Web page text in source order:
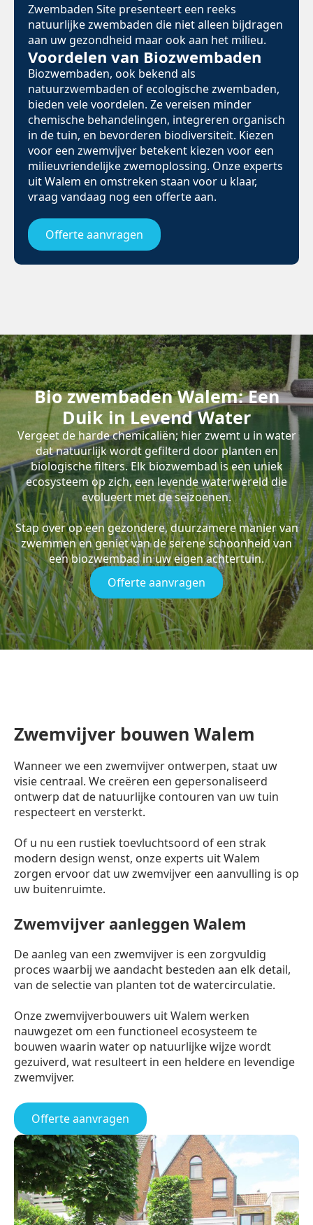
Zwembaden Site presenteert een reeks
natuurlijke zwembaden die niet alleen bijdragen
aan uw gezondheid maar ook aan het milieu.
Voordelen van Biozwembaden
Biozwembaden, ook bekend als
natuurzwembaden of ecologische zwembaden,
bieden vele voordelen. Ze vereisen minder
chemische behandelingen, integreren organisch
in de tuin, en bevorderen biodiversiteit. Kiezen
voor een zwemvijver betekent kiezen voor een
milieuvriendelijke zwemoplossing. Onze experts
uit Walem en omstreken staan voor u klaar,
vraag vandaag nog een offerte aan.
Offerte aanvragen
Bio zwembaden Walem: Een
Duik in Levend Water
Vergeet de harde chemicaliën; hier zwemt u in water
dat natuurlijk wordt gefilterd door planten en
biologische filters. Elk biozwembad is een uniek
ecosysteem op zich, een levende waterwereld die
evolueert met de seizoenen.
Stap over op een gezondere, duurzamere manier van
zwemmen en geniet van de serene schoonheid van
een biozwembad in uw eigen achtertuin.
Offerte aanvragen
Zwemvijver bouwen Walem
Wanneer we een zwemvijver ontwerpen, staat uw
visie centraal. We creëren een gepersonaliseerd
ontwerp dat de natuurlijke contouren van uw tuin
respecteert en versterkt.
Of u nu een rustiek toevluchtsoord of een strak
modern design wenst, onze experts uit Walem
zorgen ervoor dat uw zwemvijver een aanvulling is op
uw buitenruimte.
Zwemvijver aanleggen Walem
De aanleg van een zwemvijver is een zorgvuldig
proces waarbij we aandacht besteden aan elk detail,
van de selectie van planten tot de watercirculatie.
Onze zwemvijverbouwers uit Walem werken
nauwgezet om een functioneel ecosysteem te
bouwen waarin water op natuurlijke wijze wordt
gezuiverd, wat resulteert in een heldere en levendige
zwemvijver.
Offerte aanvragen